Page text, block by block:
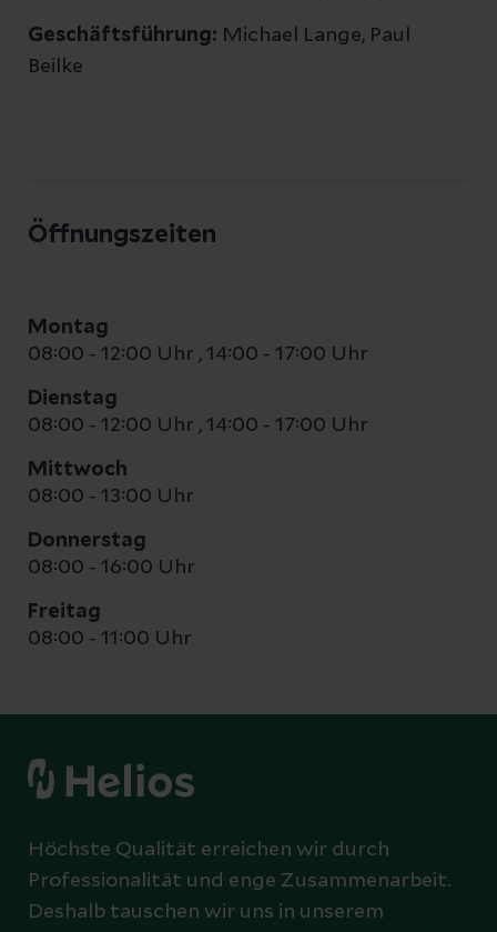
Geschäftsführung: Michael Lange, Paul
Beilke
Öffnungszeiten
Montag
08:00 - 12:00 Uhr , 14:00 - 17:00 Uhr
Dienstag
08:00 - 12:00 Uhr , 14:00 - 17:00 Uhr
Mittwoch
08:00 - 13:00 Uhr
Donnerstag
08:00 - 16:00 Uhr
Freitag
08:00 - 11:00 Uhr
Höchste Qualität erreichen wir durch
Professionalität und enge Zusammenarbeit.
Deshalb tauschen wir uns in unserem